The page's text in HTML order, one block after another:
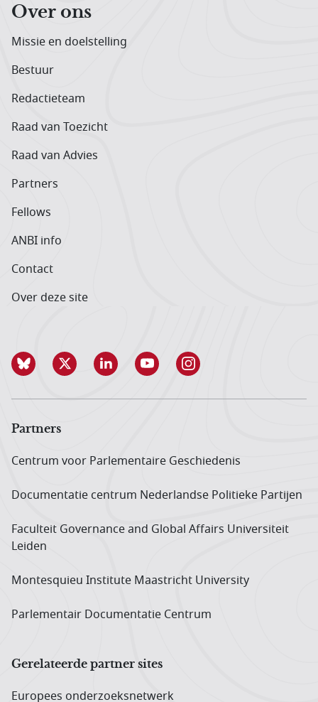
Over ons
Missie en doelstelling
Bestuur
Redactieteam
Raad van Toezicht
Raad van Advies
Partners
Fellows
ANBI info
Contact
Over deze site
Partners
Centrum voor Parlementaire Geschiedenis
Documentatie centrum Neder­landse Politieke Partijen
Faculteit Governance and Global Affairs Universiteit
Leiden
Montesquieu Institute Maastricht University
Parlementair Documentatie Centrum
Gerelateerde partner sites
Europees onderzoeks­netwerk